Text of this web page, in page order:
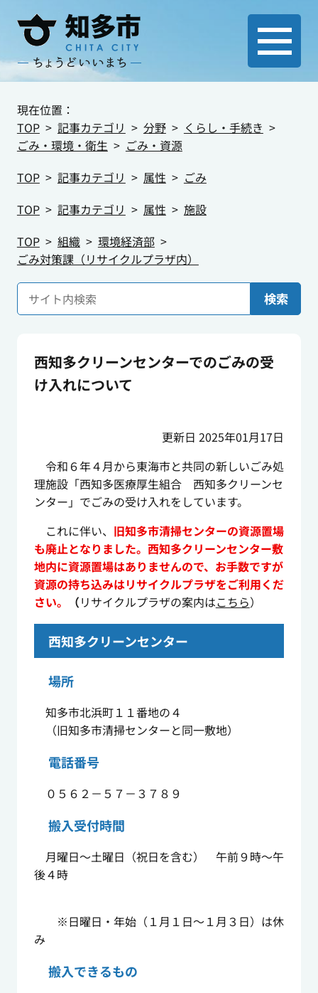
現在位置：
TOP
記事カテゴリ 分野
くらし・手続き
ごみ・環境・衛生
ごみ・資源
TOP
記事カテゴリ 属性
ごみ
TOP
記事カテゴリ 属性
施設
TOP
組織
環境経済部
ごみ対策課（リサイクルプラザ内）
検索
西知多クリーンセンターでのごみの受
け入れについて
更新日 2025年01月17日
令和６年４月から東海市と共同の新しいごみ処
理施設「西知多医療厚生組合 西知多クリーンセ
ンター」でごみの受け入れをしています。
これに伴い、 旧知多市清掃センターの資源置場
も廃止となりました。西知多クリーンセンター敷
地内に資源置場はありませんので、お手数ですが
資源の持ち込みはリサイクルプラザをご利用くだ
さい。 （リサイクルプラザの案内はこちら）
西知多クリーンセンター
場所
知多市北浜町１１番地の４
（旧知多市清掃センターと同一敷地）
電話番号
０５６２－５７－３７８９
搬入受付時間
月曜日～土曜日（祝日を含む） 午前９時～午
後４時
※日曜日・年始（１月１日～１月３日）は休
み
搬入できるもの